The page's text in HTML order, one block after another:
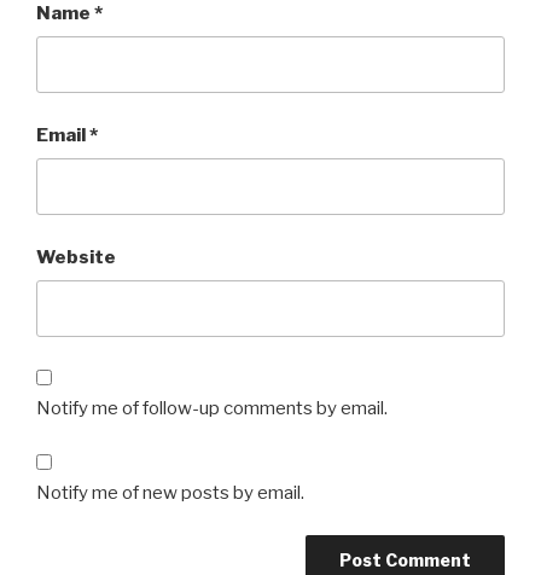
Name *
Email*
Website
Notify me of follow-up comments by email.
Notify me of new posts by email.